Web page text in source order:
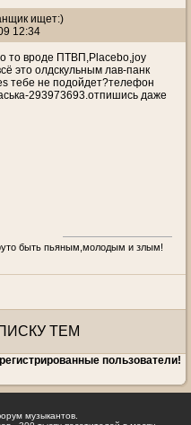
ищет:)
12:34
то вроде ПТВП,Placebo,joy
это олдскульным лав-панк
тебе не подойдет?телефон
293973693.отпишись даже
быть пьяным,молодым и злым!
ТЕМ
пользователи!
музыкантов.